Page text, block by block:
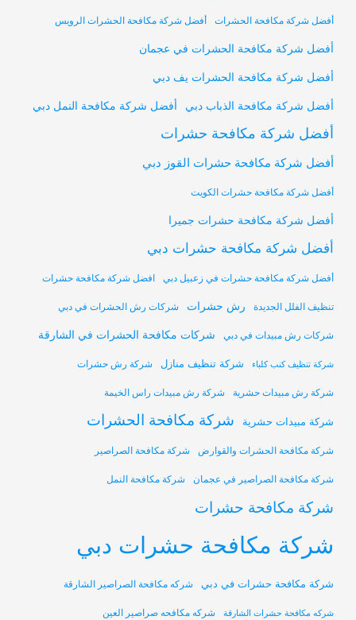
أفضل شركة مكافحة الحشرات أفضل شركة مكافحة الحشرات الرويس
أفضل شركة مكافحة الحشرات في عجمان
أفضل شركة مكافحة الحشرات يف دبي
أفضل شركة مكافحة الذباب دبي أفضل شركة مكافحة النمل دبي
أفضل شركة مكافحة حشرات
أفضل شركة مكافحة حشرات القوز دبي
أفضل شركة مكافحة حشرات الكويت
أفضل شركة مكافحة حشرات جميرا
أفضل شركة مكافحة حشرات دبي
أفضل شركة مكافحة حشرات في زعبيل دبي افضل شركة مكافحة حشرات
تنظيف الفلل الجديدة رش حشرات شركات رش الحشرات في دبي
شركات رش مبيدات في دبي شركات مكافحة الحشرات في الشارقة
شركة تنظيف كنب كلباء شركة تنظيف منازل شركة رش حشرات
شركة رش مبيدات حشرية شركة رش مبيدات راس الخيمة
شركة مبيدات حشرية شركة مكافحة الحشرات
شركة مكافحة الحشرات والقوارض شركة مكافحة الصراصير
شركة مكافحة الصراصير في عجمان شركة مكافحة النمل
شركة مكافحة حشرات
شركة مكافحة حشرات دبي
شركة مكافحة حشرات في دبي شركه مكافحة الصراصير الشارقة
شركه مكافحة حشرات الشارقة شركه مكافحه صراصير العين